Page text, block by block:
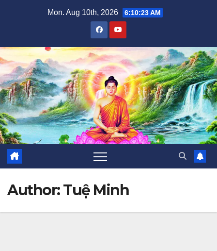
Mon. Aug 10th, 2026 6:10:24 AM
Author:Tuệ Minh